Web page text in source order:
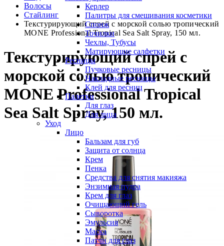
Керлер
Палитры для смешивания косметики
Спонж
Точилки
Чехлы, Тубусы
Матирующие салфетки
Ресницы
Пучковые ресницы
Накладные ресницы
Клей для ресниц
Палетки
Для глаз
Для лица
Уход
Лицо
Бальзам для губ
Защита от солнца
Крем
Пенка
Средства для снятия макияжа
Энзимная пудра
Крем для глаз
Очищающий гель
Сыворотка
Эмульсия
Маска
Патчи для глаз
Волосы
Стайлинг
Текстурирующий спрей с морской солью тропический
MONE Professional Tropical Sea Salt Spray, 150 мл.
Текстурирующий спрей с
морской солью тропический
MONE Professional Tropical
Sea Salt Spray, 150 мл.